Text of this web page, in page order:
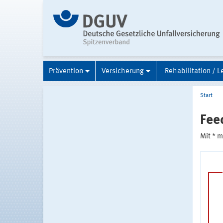
Prävention Versicherung Rehabilitation /
Start
Mit *